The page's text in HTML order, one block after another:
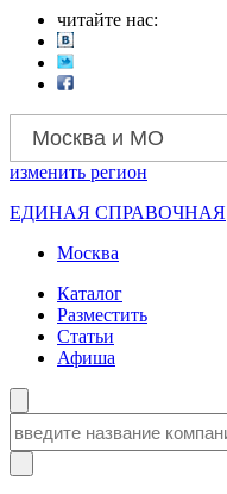
читайте нас:
Москва и МО
изменить регион
ЕДИНАЯ СПРАВОЧНАЯ
Москва
Каталог
Разместить
Статьи
Афиша